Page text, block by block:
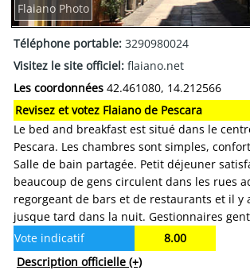
Flaiano Photo
Téléphone portable: 3290980024
Visitez le site officiel: flaiano.net
Les coordonnées 42.461080, 14.212566
Revisez et votez Flaiano de Pescara
Le bed and breakfast est situé dans le
Pescara. Les chambres sont simples,
Salle de bain partagée. Petit déjeuner
beaucoup de gens circulent dans les rues
regorgeant de bars et de restaurants et il y
jusque tard dans la nuit. Gestionnaires
Vote indicatif
8.00
Description officielle (+)